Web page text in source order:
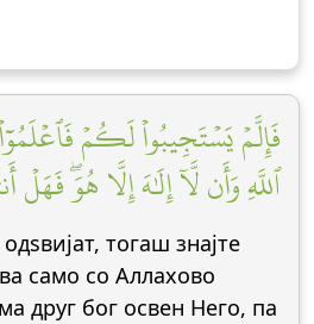
فَإِلَّمۡ يَسۡتَجِيبُواْ لَكُمۡ
ٱللَّهِ وَأَن لَّآ إِلَٰهَ إِلَّا هُوَۖ فَهَلۡ
тогаш знајте
само со Аллахово
друг бог освен Него, па